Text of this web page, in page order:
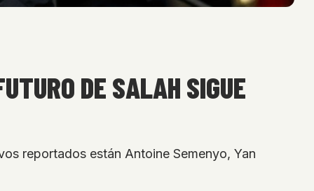
DE SALAH SIGUE
reportados están Antoine Semenyo, Yan